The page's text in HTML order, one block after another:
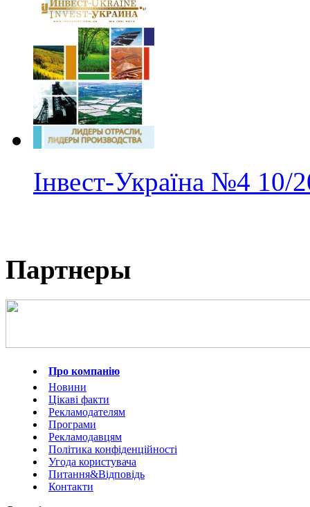
Інвест-Україна №4 10/
Партнеры
Про компанію
Новини
Цікаві факти
Рекламодателям
Програми
Рекламодавцям
Політика конфіденційності
Угода користувача
Питання&Відповідь
Контакти